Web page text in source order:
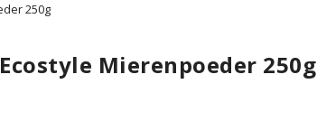
250g
Ecostyle Mierenpoeder 250g